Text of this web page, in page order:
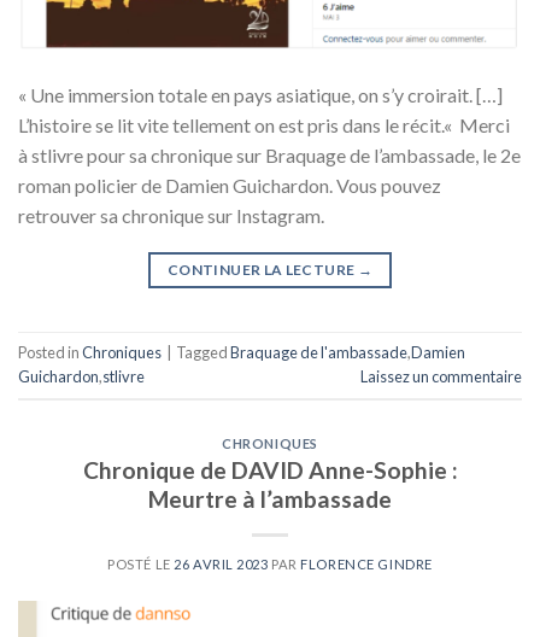
« Une immersion totale en pays asiatique, on s’y croirait. […]
L’histoire se lit vite tellement on est pris dans le récit.« Merci
à stlivre pour sa chronique sur Braquage de l’ambassade, le 2e
roman policier de Damien Guichardon. Vous pouvez
retrouver sa chronique sur Instagram.
CONTINUER LA LECTURE →
Posted inChroniques TaggedBraquage de l'ambassade,Damien
Guichardon,stlivre Laissez un commentaire
CHRONIQUES
Chronique de DAVID Anne-Sophie :
Meurtre à l’ambassade
POSTÉ LE 26 AVRIL 2023 PAR FLORENCE GINDRE